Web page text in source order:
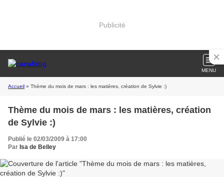
Publicité
MENU
Accueil » Thème du mois de mars : les matières, création de Sylvie :)
Thème du mois de mars : les matières, création
de Sylvie :)
Publié le 02/03/2009 à 17:00
Par Isa de Belley